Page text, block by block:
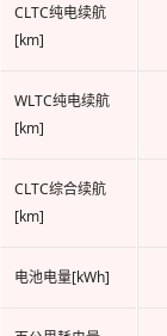
CLTC纯电续航
[km]
WLTC纯电续航
[km]
CLTC综合续航
[km]
电池电量[kWh]